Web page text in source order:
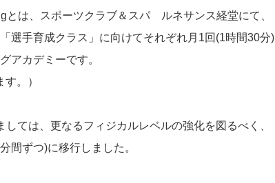
とは、スポーツクラブ＆スパ ルネサンス経堂にて、
選手育成クラス」に向けてそれぞれ月1回(1時間30分)
アカデミーです。
。）
ては、更なるフィジカルレベルの強化を図るべく、
間ずつ)に移行しました。